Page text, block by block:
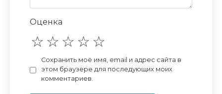
Оценка
Сохранить моё имя, email и адрес сайта в
этом браузере для последующих моих
комментариев.